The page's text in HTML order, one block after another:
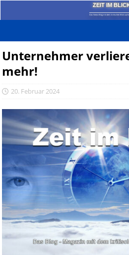
ZEIT IM
Das News-Blog mit dem kritischen Blick auf
Unternehmer
mehr!
20. Februar 2024